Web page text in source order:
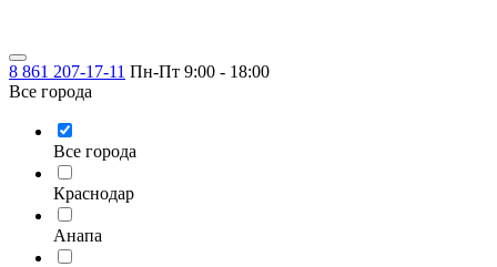
8 861 207-17-11 Пн-Пт 9:00 - 18:00
Все города
Все города
Краснодар
Анапа